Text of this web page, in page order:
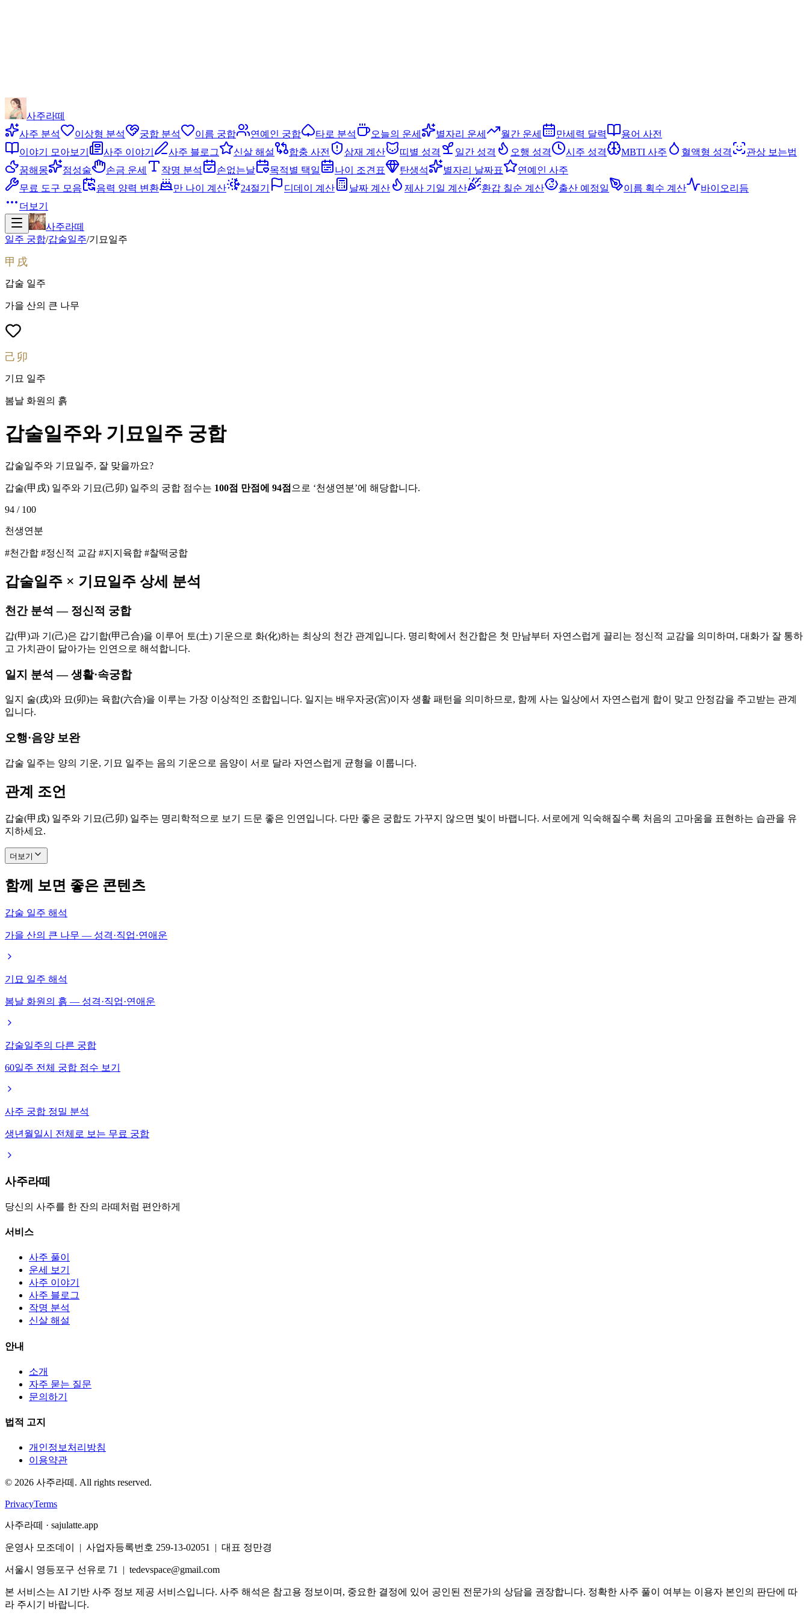
사주라떼
사주 분석
이상형 분석 궁합 분석 이름 궁합 연예인 궁합 타로 분석 오늘의 운세 별자리 운세 월간 운세 만세력 달력
용어 사전
이야기 모아보기
사주 이야기 사주 블로그 신살 해설 합충 사전 삼재 계산 띠별 성격 일간 성격 오행 성격 시주 성격 MBTI 사주 혈액형 성격
관상 보는법
꿈해몽
점성술 손금 운세 작명 분석 손없는날 목적별 택일 나이 조견표 탄생석 별자리 날짜표
연예인 사주
무료 도구 모음
음력 양력 변환 만 나이 계산 24절기 디데이 계산 날짜 계산 제사 기일 계산 환갑 칠순 계산 출산 예정일 이름 획수 계산
바이오리듬
더보기
사주라떼
일주 궁합/갑술일주/기묘 일주
甲戌
갑술 일주
가을 산의 큰 나무
己卯
기묘 일주
봄날 화원의 흙
갑술일주와 기묘일주 궁합
갑술일주와 기묘일주, 잘 맞을까요?
갑술(甲戌) 일주와 기묘(己卯) 일주의 궁합 점수는 100점 만점에 94점 으로 ‘천생연분’에 해당합니다.
94 / 100
천생연분
#천간합 #정신적 교감 #지지육합 #찰떡궁합
갑술일주 × 기묘일주 상세 분석
천간 분석 — 정신적 궁합
갑(甲)과 기(己)은 갑기합(甲己合)을 이루어 토(土) 기운으로 화(化)하는 최상의 천간 관계입니다. 명리학에서 천간합은 첫 만남부터 자연스럽게 끌리는 정신적 교감을 의미하며, 대화가 잘 통하
고 가치관이 닮아가는 인연으로 해석합니다.
일지 분석 — 생활·속궁합
일지 술(戌)와 묘(卯)는 육합(六合)을 이루는 가장 이상적인 조합입니다. 일지는 배우자궁(宮)이자 생활 패턴을 의미하므로, 함께 사는 일상에서 자연스럽게 합이 맞고 안정감을 주고받는 관계
입니다.
오행·음양 보완
갑술 일주는 양의 기운, 기묘 일주는 음의 기운으로 음양이 서로 달라 자연스럽게 균형을 이룹니다.
관계 조언
갑술(甲戌) 일주와 기묘(己卯) 일주는 명리학적으로 보기 드문 좋은 인연입니다. 다만 좋은 궁합도 가꾸지 않으면 빛이 바랩니다. 서로에게 익숙해질수록 처음의 고마움을 표현하는 습관을 유
지하세요.
더보기
함께 보면 좋은 콘텐츠
갑술 일주 해석
가을 산의 큰 나무 — 성격·직업·연애운
기묘 일주 해석
봄날 화원의 흙 — 성격·직업·연애운
갑술일주의 다른 궁합
60일주 전체 궁합 점수 보기
사주 궁합 정밀 분석
생년월일시 전체로 보는 무료 궁합
사주라떼
당신의 사주를 한 잔의 라떼처럼 편안하게
서비스
사주 풀이
운세 보기
사주 이야기
사주 블로그
작명 분석
신살 해설
안내
소개
자주 묻는 질문
문의하기
법적 고지
개인정보처리방침
이용약관
© 2026 사주라떼. All rights reserved.
PrivacyTerms
사주라떼 · sajulatte.app
운영사 모조데이 | 사업자등록번호 259-13-02051 | 대표 정만경
서울시 영등포구 선유로 71 | tedevspace@gmail.com
본 서비스는 AI 기반 사주 정보 제공 서비스입니다. 사주 해석은 참고용 정보이며, 중요한 결정에 있어 공인된 전문가의 상담을 권장합니다. 정확한 사주 풀이 여부는 이용자 본인의 판단에 따
라 주시기 바랍니다.